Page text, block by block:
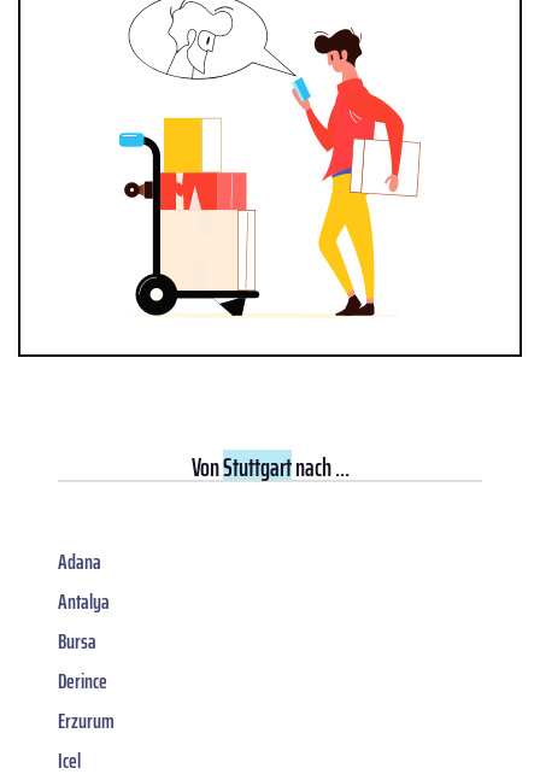
VonStuttgartnach ...
Adana
Antalya
Bursa
Derince
Erzurum
Icel